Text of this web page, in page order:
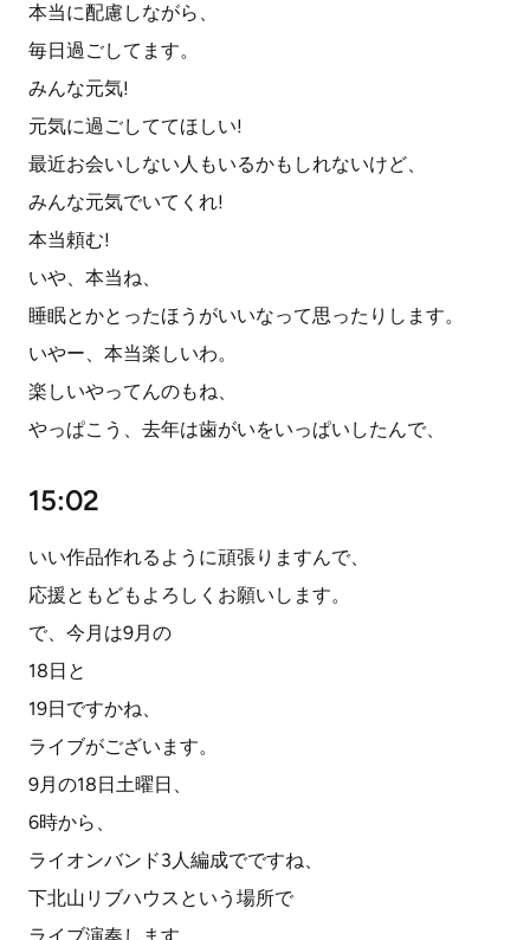
本当に配慮しながら、
毎日過ごしてます。
みんな元気!
元気に過ごしててほしい!
最近お会いしない人もいるかもしれないけど、
みんな元気でいてくれ!
本当頼む!
いや、本当ね、
睡眠とかとったほうがいいなって思ったりします。
いやー、本当楽しいわ。
楽しいやってんのもね、
やっぱこう、去年は歯がいをいっぱいしたんで、
15:02
いい作品作れるように頑張りますんで、
応援ともどもよろしくお願いします。
で、今月は9月の
18日と
19日ですかね、
ライブがございます。
9月の18日土曜日、
6時から、
ライオンバンド3人編成でですね、
下北山リブハウスという場所で